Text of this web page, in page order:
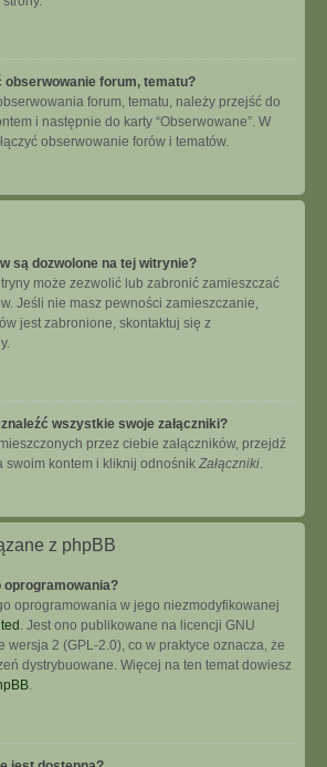
obserwowanie forum, tematu?
forum, tematu, należy przejść do
i następnie do karty “Obserwowane”. W
obserwowanie forów i tematów.
są dozwolone na tej witrynie?
może zezwolić lub zabronić zamieszczać
Jeśli nie masz pewności zamieszczanie,
jest zabronione, skontaktuj się z
wszystkie swoje załączniki?
przez ciebie załączników, przejdź
swoim kontem i kliknij odnośnik Załączniki.
z phpBB
oprogramowania?
oprogramowania w jego niezmodyfikowanej
. Jest ono publikowane na licencji GNU
wersja 2 (GPL-2.0), co w praktyce oznacza, że
dystrybuowane. Więcej na ten temat dowiesz
.